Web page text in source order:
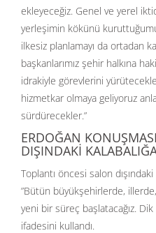
ekleyeceğiz. Genel ve yerel
yerleşimin kökünü
ilkesiz planlamayı da ortadan
başkanlarımız şehir halkına
idrakiyle görevlerini
hizmetkar olmaya geliyoruz
sürdürecekler.”
ERDOĞAN
DIŞINDAKİ
Toplantı öncesi salon
”Bütün büyükşehirlerde,
yeni bir süreç başlatacağız.
ifadesini kullandı.